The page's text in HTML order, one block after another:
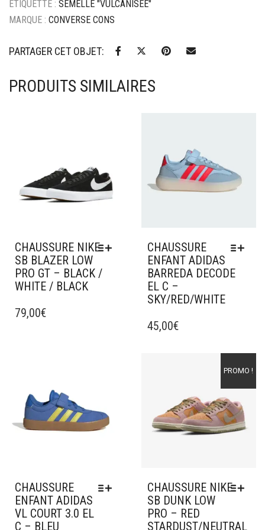
/
White
ÉTIQUETTE : SEMELLE "VULCANISÉE"
MARQUE : CONVERSE CONS
PARTAGER CET OBJET:
PRODUITS SIMILAIRES
CHAUSSURE NIKE
SB BLAZER LOW
PRO GT – BLACK /
WHITE / BLACK
PRODUIT
PEUVENT
ÊTRE
CHOISIES
SUR
PRODUIT
79,00€
CHAUSSURE
ENFANT ADIDAS
BARREDA DECODE
EL C –
SKY/RED/WHITE
PRODUIT
PEUVENT
ÊTRE
CHOISIES
DU
PRODUIT
45,00€
CHAUSSURE
ENFANT ADIDAS
VL COURT 3.0 EL
C – BLEU
Ajouter à mes favorisPROMO !
CHAUSSURE NIKE
SB DUNK LOW
PRO – RED
STARDUST/NEUTRAL